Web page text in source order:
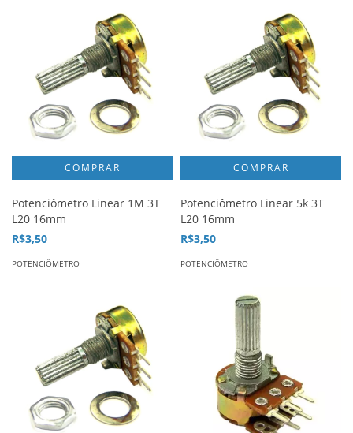
Potenciômetro Linear 1M 3T
L20 16mm
R$3,50
POTENCIÔMETRO
Potenciômetro Linear 5k 3T
L20 16mm
R$3,50
POTENCIÔMETRO